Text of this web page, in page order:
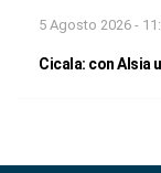
5 Agosto 2026 -
Cicala: con Alsia